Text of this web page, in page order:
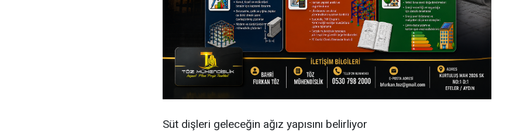
Süt dişleri geleceğin ağız yapısını belirliyor